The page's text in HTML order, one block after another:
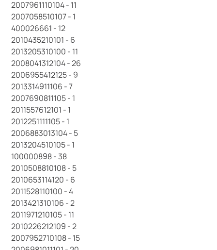
2007961110104 - 11
2007058510107 - 1
400026661 - 12
2010435210101 - 6
2013205310100 - 11
2008041312104 - 26
2006955412125 - 9
2013314911106 - 7
2007690811105 - 1
2011557612101 - 1
2012251111105 - 1
2006883013104 - 5
2013204510105 - 1
100000898 - 38
2010508810108 - 5
2010653114120 - 6
2011528110100 - 4
2013421310106 - 2
2011971210105 - 11
2010226212109 - 2
2007952710108 - 15